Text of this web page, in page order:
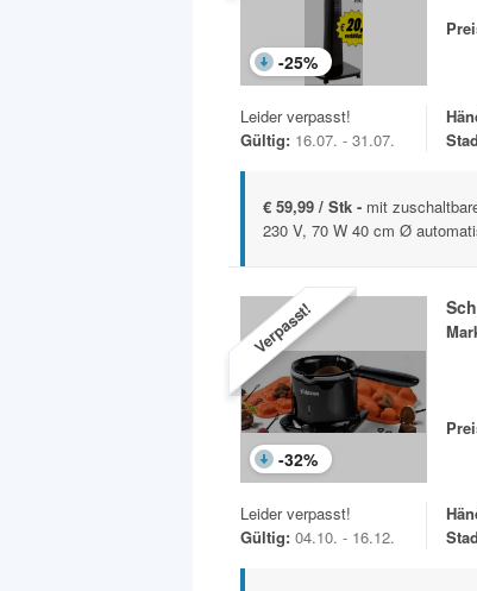
-25%
Leider verpasst!
Gültig: 16.07. - 31.07.
€ 59,99 / Stk - mit
230 V, 70 W 40 cm Ø
Verpasst!
-32%
Leider verpasst!
Gültig: 04.10. - 16.12.